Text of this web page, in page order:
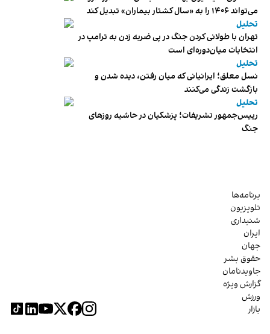
می‌تواند ۱۴۰۶ را به «سال کشتار بیماران» تبدیل کند
تحلیل
تهران با طولانی کردن جنگ در پی ضربه زدن به ترامپ در
انتخابات میان‌دوره‌ای است
تحلیل
نسل معلق؛ ایرانیانی که میان رفتن، دیده شدن و
بازگشت زندگی می‌کنند
تحلیل
رییس‌جمهور تشریفات؛ پزشکیان در حاشیه روزهای
جنگ
برنامه‌ها
تلویزیون
شنیداری
ایران
جهان
حقوق بشر
جاویدنامان
گزارش ویژه
ورزش
بازار